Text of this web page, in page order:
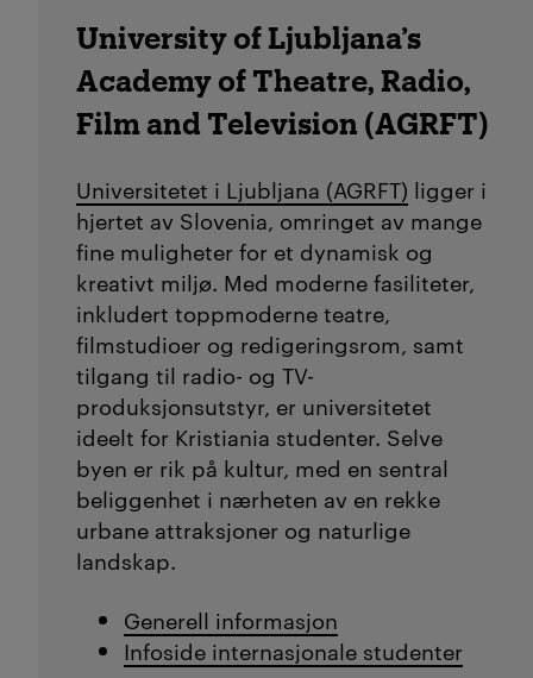
University of Ljubljana’s
Academy of Theatre, Radio,
Film and Television (AGRFT)
Universitetet i Ljubljana (AGRFT) ligger i
hjertet av Slovenia, omringet av mange
fine muligheter for et dynamisk og
kreativt miljø. Med moderne fasiliteter,
inkludert toppmoderne teatre,
filmstudioer og redigeringsrom, samt
tilgang til radio- og TV-
produksjonsutstyr, er universitetet
ideelt for Kristiania studenter. Selve
byen er rik på kultur, med en sentral
beliggenhet i nærheten av en rekke
urbane attraksjoner og naturlige
landskap.
Generell informasjon
Infoside internasjonale studenter